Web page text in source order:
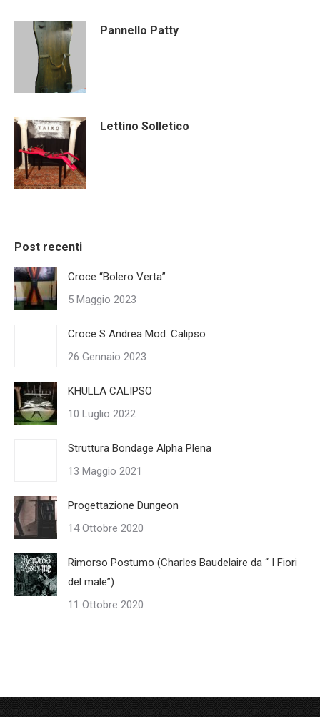
Pannello Patty
Lettino Solletico
Post recenti
Croce “Bolero Verta”
5 Maggio 2023
Croce S Andrea Mod. Calipso
26 Gennaio 2023
KHULLA CALIPSO
10 Luglio 2022
Struttura Bondage Alpha Plena
13 Maggio 2021
Progettazione Dungeon
14 Ottobre 2020
Rimorso Postumo (Charles Baudelaire da “ I Fiori
del male”)
11 Ottobre 2020